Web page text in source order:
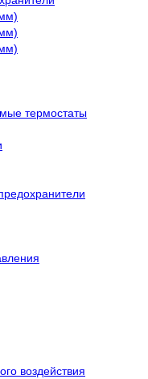
термостаты
воздействия